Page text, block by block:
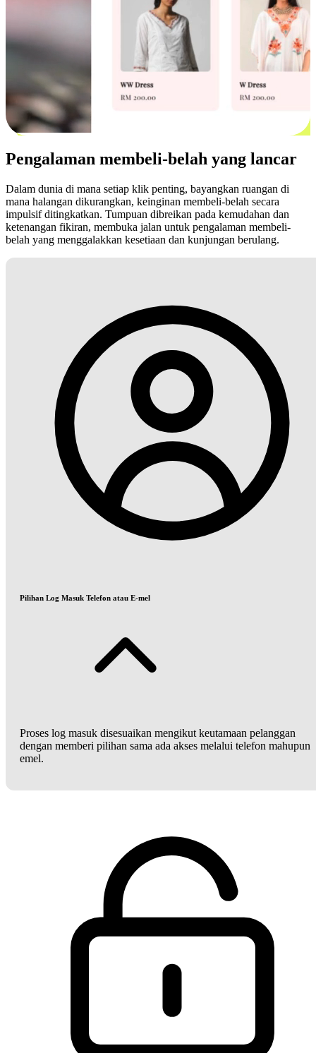
Pengalaman membeli-belah yang lancar
Dalam dunia di mana setiap klik penting, bayangkan ruangan di
mana halangan dikurangkan, keinginan membeli-belah secara
impulsif ditingkatkan. Tumpuan dibreikan pada kemudahan dan
ketenangan fikiran, membuka jalan untuk pengalaman membeli-
belah yang menggalakkan kesetiaan dan kunjungan berulang.
Pilihan Log Masuk Telefon atau E-mel
Proses log masuk disesuaikan mengikut keutamaan pelanggan
dengan memberi pilihan sama ada akses melalui telefon mahupun
emel.